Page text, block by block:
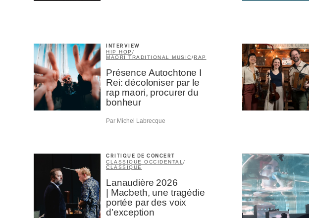
INTERVIEW
HIP HOP /
MAORI TRADITIONAL MUSIC/RAP
Présence Autochtone I
Rei: décoloniser par le
rap maori, procurer du
bonheur
Par Michel Labrecque
CRITIQUE DE CONCERT
CLASSIQUE OCCIDENTAL /
CLASSIQUE
Lanaudière 2026
| Macbeth, une tragédie
portée par des voix
d’exception